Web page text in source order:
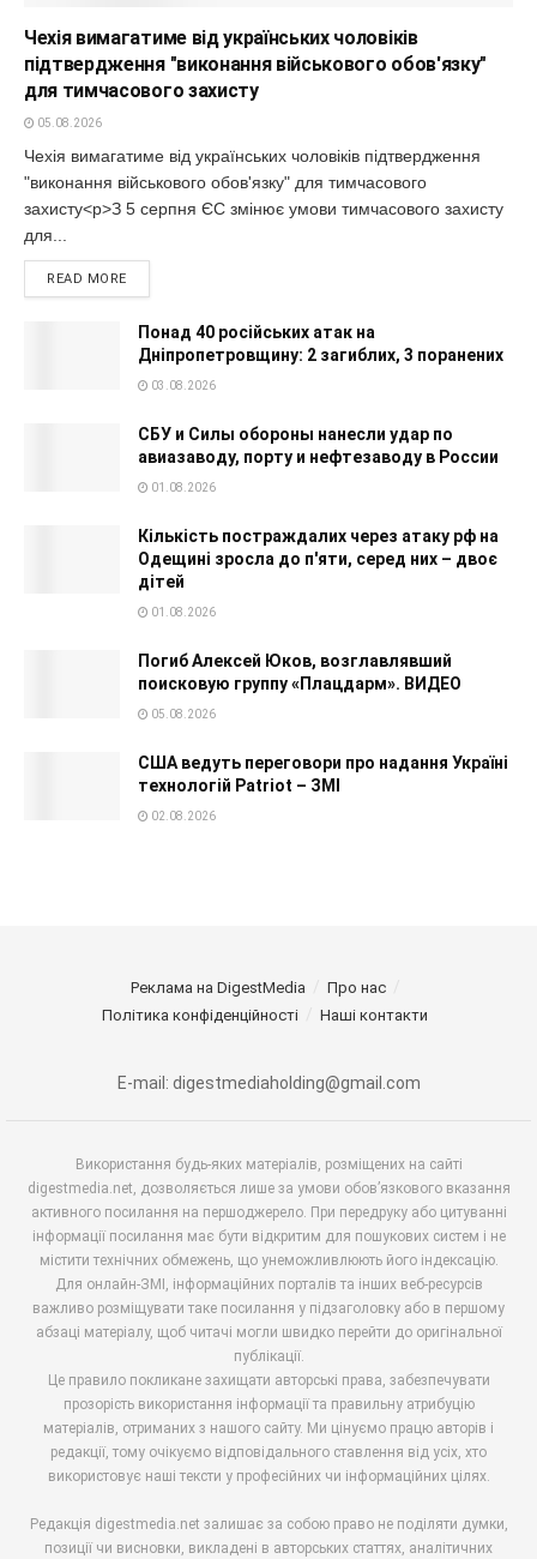
Чехія вимагатиме від українських чоловіків
підтвердження "виконання військового обов'язку"
для тимчасового захисту
05.08.2026
Чехія вимагатиме від українських чоловіків підтвердження
"виконання військового обов'язку" для тимчасового
захисту<p>З 5 серпня ЄС змінює умови тимчасового захисту
для...
READ MORE
Понад 40 російських атак на
Дніпропетровщину: 2 загиблих, 3 поранених
03.08.2026
СБУ и Силы обороны нанесли удар по
авиазаводу, порту и нефтезаводу в России
01.08.2026
Кількість постраждалих через атаку рф на
Одещині зросла до п'яти, серед них – двоє
дітей
01.08.2026
Погиб Алексей Юков, возглавлявший
поисковую группу «Плацдарм». ВИДЕО
05.08.2026
США ведуть переговори про надання Україні
технологій Patriot – ЗМІ
02.08.2026
Реклама на DigestMedia
Про нас
Політика конфіденційності
Наші контакти
E-mail: digestmediaholding@gmail.com
Використання будь-яких матеріалів, розміщених на сайті
digestmedia.net, дозволяється лише за умови обов’язкового вказання
активного посилання на першоджерело. При передруку або цитуванні
інформації посилання має бути відкритим для пошукових систем і не
містити технічних обмежень, що унеможливлюють його індексацію.
Для онлайн-ЗМІ, інформаційних порталів та інших веб-ресурсів
важливо розміщувати таке посилання у підзаголовку або в першому
абзаці матеріалу, щоб читачі могли швидко перейти до оригінальної
публікації.
Це правило покликане захищати авторські права, забезпечувати
прозорість використання інформації та правильну атрибуцію
матеріалів, отриманих з нашого сайту. Ми цінуємо працю авторів і
редакції, тому очікуємо відповідального ставлення від усіх, хто
використовує наші тексти у професійних чи інформаційних цілях.
Редакція digestmedia.net залишає за собою право не поділяти думки,
позиції чи висновки, викладені в авторських статтях, аналітичних